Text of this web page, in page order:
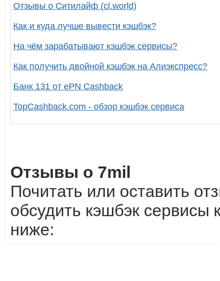
Отзывы о Ситилайф (cl.world)
Как и куда лучше вывести кэшбэк?
На чём зарабатывают кэшбэк сервисы?
Как получить двойной кэшбэк на Алиэкспресс?
Банк 131 от ePN Cashback
TopCashback.com - обзор кэшбэк сервиса
Отзывы о 7mil
Почитать или оставить
обсудить кэшбэк сервисы
ниже: